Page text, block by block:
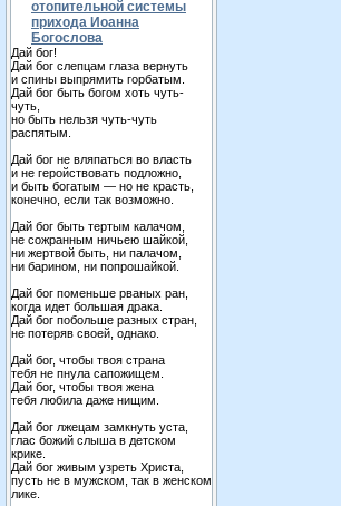
отопительной системы
прихода Иоанна
Богослова
Дай бог!
Дай бог слепцам глаза вернуть
и спины выпрямить горбатым.
Дай бог быть богом хоть чуть-
чуть,
но быть нельзя чуть-чуть
распятым.
Дай бог не вляпаться во власть
и не геройствовать подложно,
и быть богатым — но не красть,
конечно, если так возможно.
Дай бог быть тертым калачом,
не сожранным ничьею шайкой,
ни жертвой быть, ни палачом,
ни барином, ни попрошайкой.
Дай бог поменьше рваных ран,
когда идет большая драка.
Дай бог побольше разных стран,
не потеряв своей, однако.
Дай бог, чтобы твоя страна
тебя не пнула сапожищем.
Дай бог, чтобы твоя жена
тебя любила даже нищим.
Дай бог лжецам замкнуть уста,
глас божий слыша в детском
крике.
Дай бог живым узреть Христа,
пусть не в мужском, так в женском
лике.